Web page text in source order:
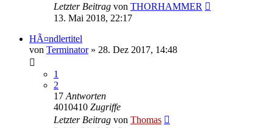
Letzter Beitrag von THORHAMMER
13. Mai 2018, 22:17
HÃ¤ndlertitel
von Terminator» 28. Dez 2017, 14:48
1
2
17 Antworten
4010410 Zugriffe
Letzter Beitrag von Thomas